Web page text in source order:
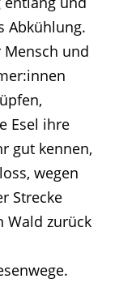
Abkühlung.
Mensch und
Esel ihre
gut kennen,
wegen
Strecke
Wald zurück